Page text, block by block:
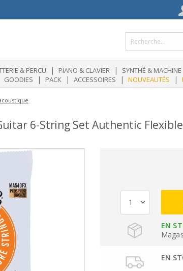
& PERCU | PIANO & CLAVIER | SYNTHÉ & MACHINE
GOODIES | PACK | ACCESSOIRES | NOUVEAUTÉS |
6-String Set Authentic
EN
EN